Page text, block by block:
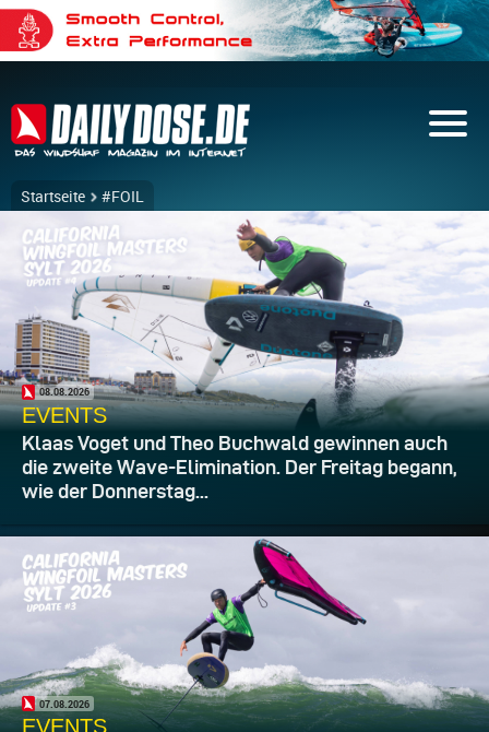
Startseite #FOIL
08.08.2026
EVENTS
Klaas Voget und Theo Buchwald gewinnen auch
die zweite Wave-Elimination. Der Freitag begann,
wie der Donnerstag...
07.08.2026
EVENTS